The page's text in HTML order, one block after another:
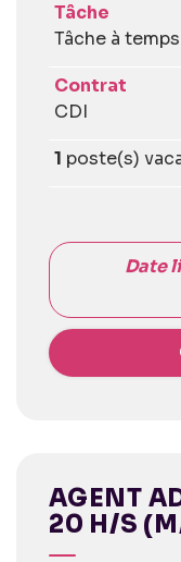
Tâche
Tâche à
Contrat
CDI
1 poste(s)
Date
AGENT
20 H/S